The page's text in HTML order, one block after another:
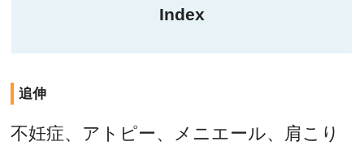
Index
追伸
不妊症、アトピー、メニエール、肩こり